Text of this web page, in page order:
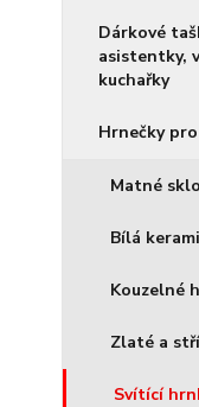
Dárkové
asistentky,
kuchařky
Hrnečky
Matné sklo
Bílá
Kouzelné
Zlaté a
Svítící